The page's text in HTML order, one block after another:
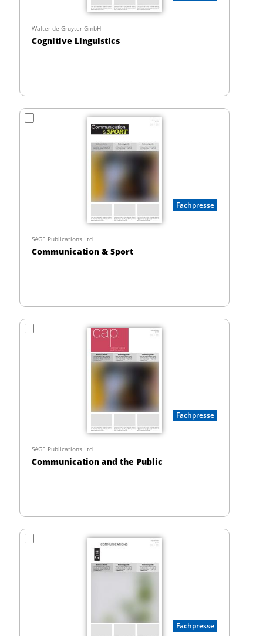
Walter de Gruyter GmbH
Cognitive Linguistics
Fachpresse
SAGE Publications Ltd
Communication & Sport
Fachpresse
SAGE Publications Ltd
Communication and the Public
Fachpresse